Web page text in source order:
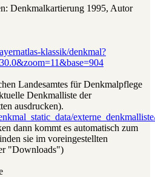
Denkmalkartierung 1995, Autor
klassik/denkmal?
Landesamtes für Denkmalpflege
Denkmalliste der
ausdrucken).
dann kommt es automatisch zum
sie im voreingestellten
"Downloads")